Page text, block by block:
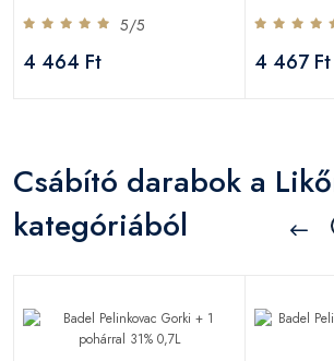
5/5
4 464 Ft 4 467 Ft
Csábító darabok a
kategóriából